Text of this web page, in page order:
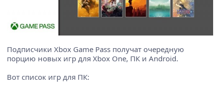
Подписчики Xbox Game Pass получат очередную
порцию новых игр для Xbox One, ПК и Android.
Вот список игр для ПК: